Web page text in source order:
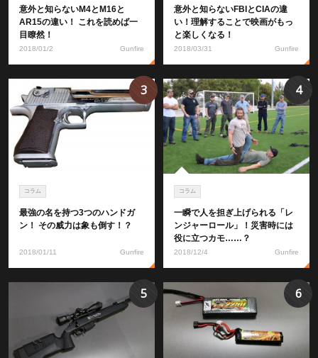
意外と知らないM4とM16と
AR15の違い！ これを読めば一
目瞭然！
2018/01/2 Gunfire
意外と知らないFBIとCIAの違
い！理解することで映画がもっ
と楽しくなる！
2018/03/31 Gunfire
コラム
最強の名を持つ3つのハンドガ
ン！ その威力は象も倒す！？
2018/01/11 Gunfire
3
コラム
一瞬で人を担ぎ上げられる「レ
ンジャーロール」！災害時には
役に立つカモ……？
2018/12/4 Gunfire
4
5 6